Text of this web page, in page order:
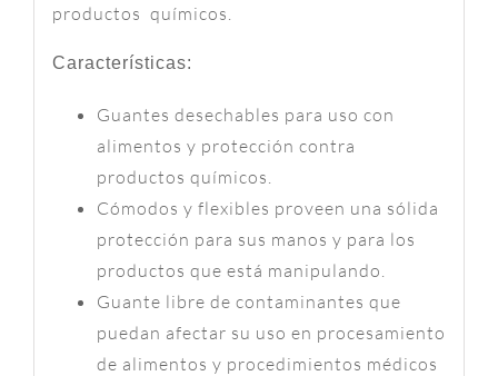
productos químicos.
Características:
Guantes desechables para uso con
alimentos y protección contra
productos químicos.
Cómodos y flexibles proveen una sólida
protección para sus manos y para los
productos que está manipulando.
Guante libre de contaminantes que
puedan afectar su uso en procesamiento
de alimentos y procedimientos médicos